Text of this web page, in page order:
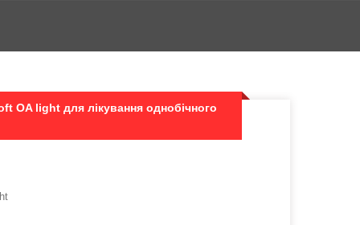
OA light для лікування однобічного